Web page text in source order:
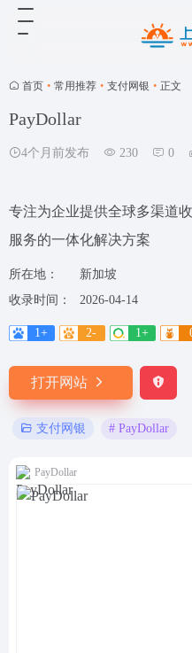
首页 • 常用推荐 • 支付网银 • 正文
PayDollar
4个月前发布 230 0
专注为企业提供全球多渠道
服务的一体化解决方案
所在地：
新加坡
收录时间：
2026-04-14
1+ 2- 1+
打开网站
支付网银 # PayDollar
PayDollar